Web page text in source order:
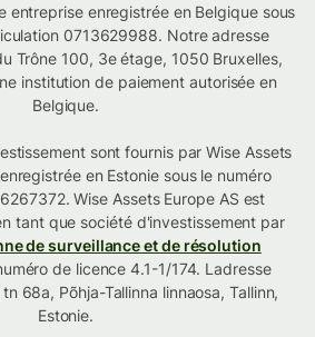
entreprise enregistrée en Belgique sous
0713629988. Notre adresse
Trône 100, 3e étage, 1050 Bruxelles,
institution de paiement autorisée en
Belgique.
sont fournis par Wise Assets
en Estonie sous le numéro
Wise Assets Europe AS est
tant que société d'investissement par
de surveillance et de résolution
de licence 4.1-1/174. Ladresse
68a, Põhja-Tallinna linnaosa, Tallinn,
Estonie.